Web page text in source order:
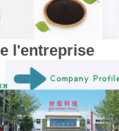
l'entreprise